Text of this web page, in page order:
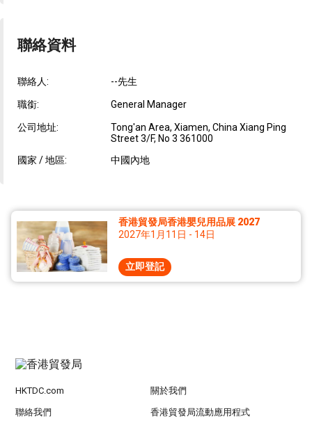
聯絡資料
聯絡人: --先生
職銜: General Manager
公司地址:
Tong'an Area, Xiamen, China Xiang Ping
Street 3/F, No 3 361000
國家 / 地區:
中國內地
香港貿發局香港嬰兒用品展 2027
2027年1月11日 - 14日
立即登記
HKTDC.com 關於我們
聯絡我們 香港貿發局流動應用程式